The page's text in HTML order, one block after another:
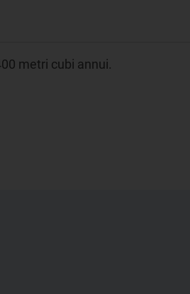
metri cubi annui.